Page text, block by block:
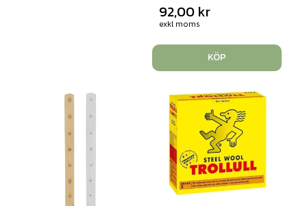
92,00 kr
exkl moms
KÖP